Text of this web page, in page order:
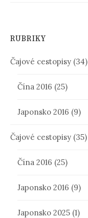
RUBRIKY
Čajové cestopisy (34)
Čína 2016 (25)
Japonsko 2016 (9)
Čajové cestopisy (35)
Čína 2016 (25)
Japonsko 2016 (9)
Japonsko 2025 (1)